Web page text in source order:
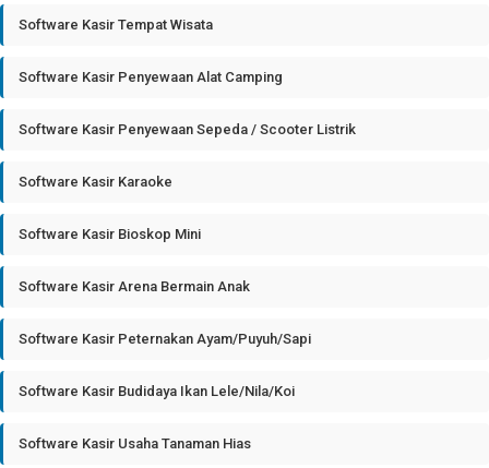
Software Kasir Tempat Wisata
Software Kasir Penyewaan Alat Camping
Software Kasir Penyewaan Sepeda / Scooter Listrik
Software Kasir Karaoke
Software Kasir Bioskop Mini
Software Kasir Arena Bermain Anak
Software Kasir Peternakan Ayam/Puyuh/Sapi
Software Kasir Budidaya Ikan Lele/Nila/Koi
Software Kasir Usaha Tanaman Hias